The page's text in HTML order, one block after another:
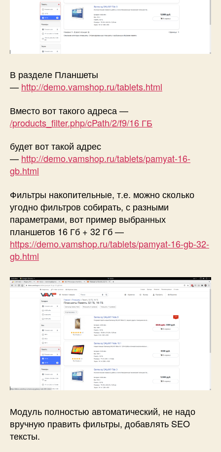
В разделе Планшеты
— http://demo.vamshop.ru/tablets.html
Вместо вот такого адреса —
/products_filter.php/cPath/2/f9/16 ГБ
будет вот такой адрес
— http://demo.vamshop.ru/tablets/pamyat-16-
gb.html
Фильтры накопительные, т.е. можно сколько
угодно фильтров собирать, с разными
параметрами, вот пример выбранных
планшетов 16 Гб + 32 Гб —
https://demo.vamshop.ru/tablets/pamyat-16-gb-32-
gb.html
Модуль полностью автоматический, не надо
вручную править фильтры, добавлять SEO
тексты.